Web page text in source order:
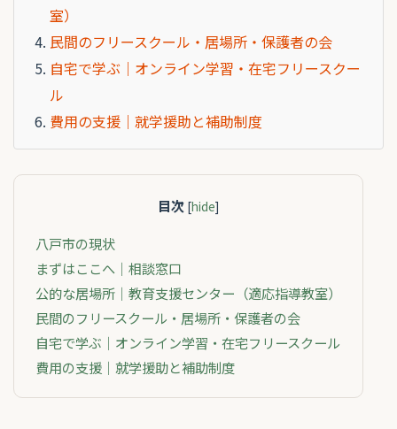
室）
民間のフリースクール・居場所・保護者の会
自宅で学ぶ｜オンライン学習・在宅フリースクー
ル
費用の支援｜就学援助と補助制度
目次 [hide]
八戸市の現状
まずはここへ｜相談窓口
公的な居場所｜教育支援センター（適応指導教室）
民間のフリースクール・居場所・保護者の会
自宅で学ぶ｜オンライン学習・在宅フリースクール
費用の支援｜就学援助と補助制度